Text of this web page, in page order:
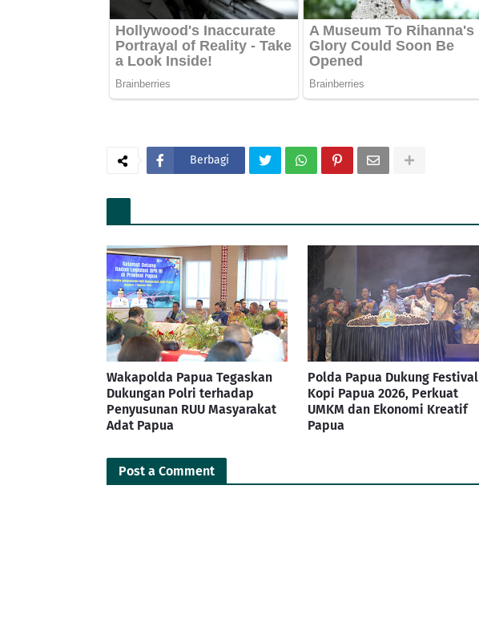
Berbagi
Wakapolda Papua Tegaskan
Dukungan Polri terhadap
Penyusunan RUU Masyarakat
Adat Papua
Polda Papua Dukung Festival
Kopi Papua 2026, Perkuat
UMKM dan Ekonomi Kreatif
Papua
Post a Comment